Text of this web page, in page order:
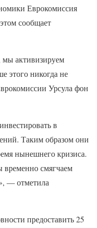
Еврокомиссия
сообщает
мы активизируем
этого никогда не
Урсула фон
в
Таким образом они
нынешнего кризиса.
смягчаем
— отметила
предоставить 25